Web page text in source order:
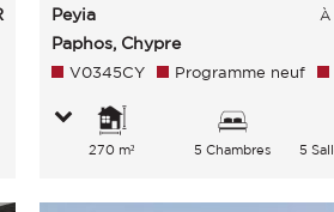
Peyia
Paphos, Chypre
V0345CY Programme neuf
270 m² 5 Chambres 5